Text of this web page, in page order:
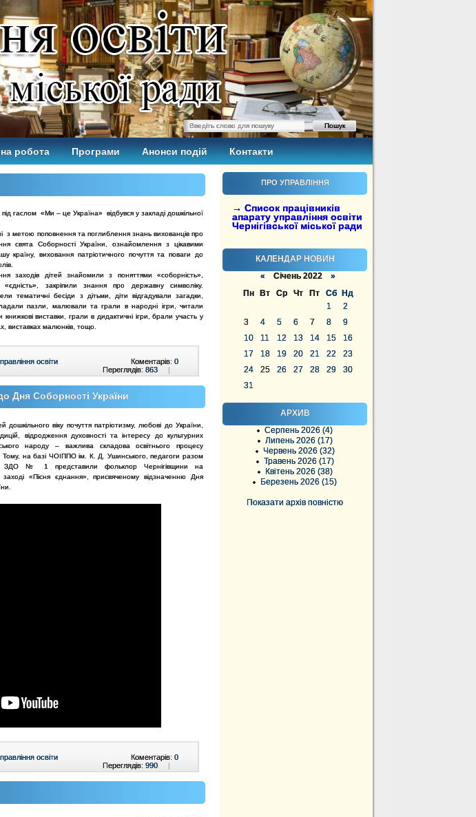
робота Програми Анонси подій Контакти
ПРО УПРАВЛІННЯ
→ Список працівників
апарату управління освіти
Чернігівської міської ради
КАЛЕНДАР НОВИН
« Січень 2022 »
Пн
Вт Ср Чт Пт Сб
Нд
1
2
3
4 5 6 7 8
9
10
11 12 13 14 15
16
17
18 19 20 21 22
23
24
25 26 27 28 29
30
31
АРХИВ
Серпень 2026 (4)
Липень 2026 (17)
Червень 2026 (32)
Травень 2026 (17)
Квітень 2026 (38)
Березень 2026 (15)
Показати архів повністю
гаслом «Ми – це Україна» відбувся у закладі дошкільної
з метою поповнення та поглиблення знань вихованців про
свята Соборності України, ознайомлення з цікавими
країну, виховання патріотичного почуття та поваги до
заходів дітей знайомили з поняттями «соборність»,
«єдність», закріпили знання про державну символіку.
тематичні бесіди з дітьми, діти відгадували загадки,
пазли, малювали та грали в народні ігри, читали
виставки, грали в дидактичні ігри, брали участь у
виставках малюнків, тощо.
освіти Коментарів: 0
Переглядів: 863 |
Дня Соборності України
дошкільного віку почуття патріотизму, любові до України,
відродження духовності та інтересу до культурних
народу – важлива складова освітнього процесу
Тому, на базі ЧОІППО ім. К. Д. Ушинського, педагоги разом
ЗДО № 1 представили фольклор Чернігівщини на
заході «Пісня єднання», присвяченому відзначенню Дня
освіти Коментарів: 0
Переглядів: 990